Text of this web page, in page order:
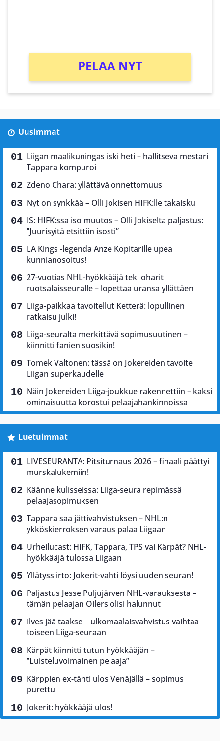
PELAA NYT
Uusimmat
Liigan maalikuningas iski heti – hallitseva mestari
Tappara kompuroi
Zdeno Chara: yllättävä onnettomuus
Nyt on synkkää – Olli Jokisen HIFK:lle takaisku
IS: HIFK:ssa iso muutos – Olli Jokiselta paljastus:
”Juurisyitä etsittiin isosti”
LA Kings -legenda Anze Kopitarille upea
kunnianosoitus!
27-vuotias NHL-hyökkääjä teki oharit
ruotsalaisseuralle – lopettaa uransa yllättäen
Liiga-paikkaa tavoitellut Ketterä: lopullinen
ratkaisu julki!
Liiga-seuralta merkittävä sopimusuutinen –
kiinnitti fanien suosikin!
Tomek Valtonen: tässä on Jokereiden tavoite
Liigan superkaudelle
Näin Jokereiden Liiga-joukkue rakennettiin – kaksi
ominaisuutta korostui pelaajahankinnoissa
Luetuimmat
LIVESEURANTA: Pitsiturnaus 2026 – finaali päättyi
murskalukemiin!
Käänne kulisseissa: Liiga-seura repimässä
pelaajasopimuksen
Tappara saa jättivahvistuksen – NHL:n
ykköskierroksen varaus palaa Liigaan
Urheilucast: HIFK, Tappara, TPS vai Kärpät? NHL-
hyökkääjä tulossa Liigaan
Yllätyssiirto: Jokerit-vahti löysi uuden seuran!
Paljastus Jesse Puljujärven NHL-varauksesta –
tämän pelaajan Oilers olisi halunnut
Ilves jää taakse – ulkomaalaisvahvistus vaihtaa
toiseen Liiga-seuraan
Kärpät kiinnitti tutun hyökkääjän –
”Luisteluvoimainen pelaaja”
Kärppien ex-tähti ulos Venäjällä – sopimus
purettu
Jokerit: hyökkääjä ulos!